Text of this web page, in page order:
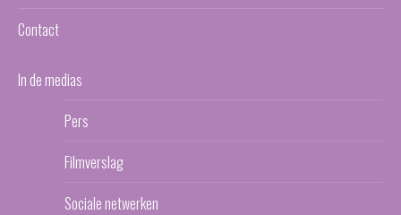
Contact
In de medias
Pers
Filmverslag
Sociale netwerken